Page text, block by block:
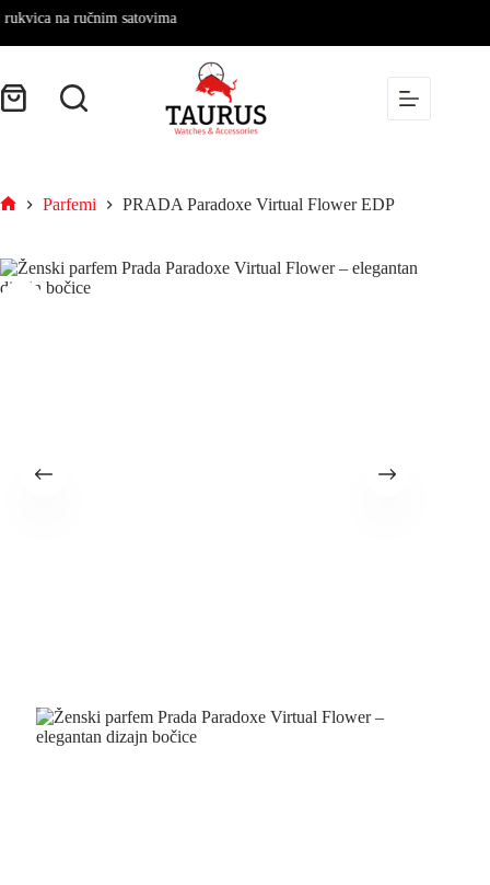
na ručnim satovima
Parfemi PRADA Paradoxe Virtual Flower EDP